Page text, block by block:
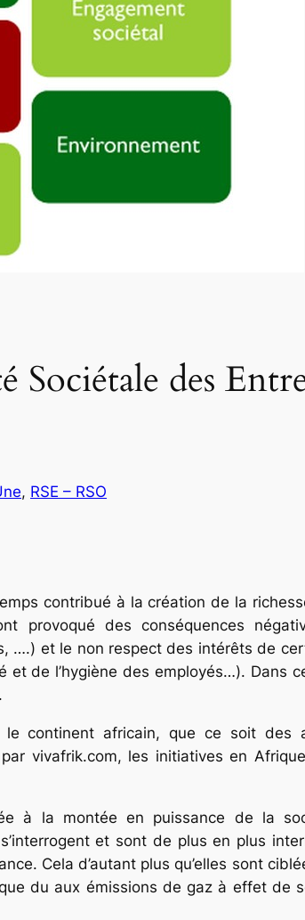
Sociétale des
, RSE – RSO
contribué à la création de la
provoqué des conséquences
….) et le non respect des intérêts de
de l’hygiène des employés…). Dans
continent africain, que ce soit des
vivafrik.com, les initiatives en
à la montée en puissance de la
et sont de plus en plus
Cela d’autant plus qu’elles sont
du aux émissions de gaz à effet de